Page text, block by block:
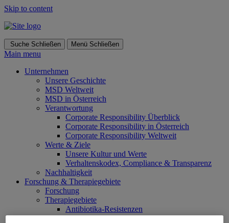
Skip to content
Suche Schließen Menü Schließen
Main menu
Unternehmen
Unsere Geschichte
MSD Weltweit
MSD in Österreich
Verantwortung
Corporate Responsibility Überblick
Corporate Responsibility in Österreich
Corporate Responsibility Weltweit
Werte & Ziele
Unsere Kultur und Werte
Verhaltenskodex, Compliance & Transparenz
Nachhaltigkeit
Forschung & Therapiegebiete
Forschung
Therapiegebiete
Antibiotika-Resistenzen
Onkologie